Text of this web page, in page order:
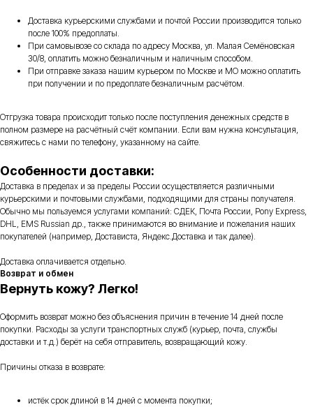
Доставка курьерскими службами и почтой России производится только
после 100% предоплаты.
При самовывозе со склада по адресу Москва, ул. Малая Семёновская
30/8, оплатить можно безналичным и наличным способом.
При отправке заказа нашим курьером по Москве и МО можно оплатить
при получении и по предоплате безналичным расчётом.
Отгрузка товара происходит только после поступления денежных средств в
полном размере на расчётный счёт компании. Если вам нужна консультация,
свяжитесь с нами по телефону, указанному на сайте.
Особенности доставки:
Доставка в пределах и за пределы России осуществляется различными
курьерскими и почтовыми службами, подходящими для страны получателя.
Обычно мы пользуемся услугами компаний: СДЕК, Почта России, Pony Express,
DHL, EMS Russian др., также принимаются во внимание и пожелания наших
покупателей (например, Достависта, Яндекс.Доставка и так далее).
Доставка оплачивается отдельно.
Возврат и обмен
Вернуть кожу? Легко!
Оформить возврат можно без объяснения причин в течение 14 дней после
покупки. Расходы за услуги транспортных служб (курьер, почта, службы
доставки и т.д.) берёт на себя отправитель, возвращающий кожу.
Причины отказа в возврате:
истёк срок длиной в 14 дней с момента покупки;